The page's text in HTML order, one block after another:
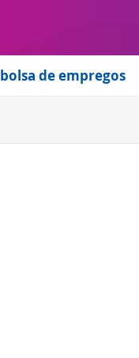
bolsa de empregos